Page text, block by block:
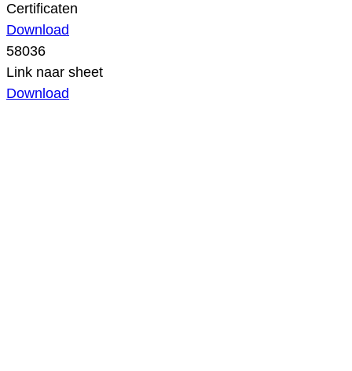
Certificaten
Download
58036
Link naar sheet
Download